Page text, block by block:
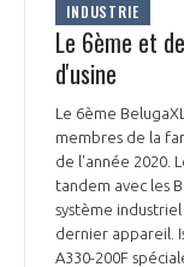
INDUSTRIE
Le 6ème et
d'usine
Le 6ème
membres de la
de l'année 2020.
tandem avec les
système
dernier appareil.
A330-200F